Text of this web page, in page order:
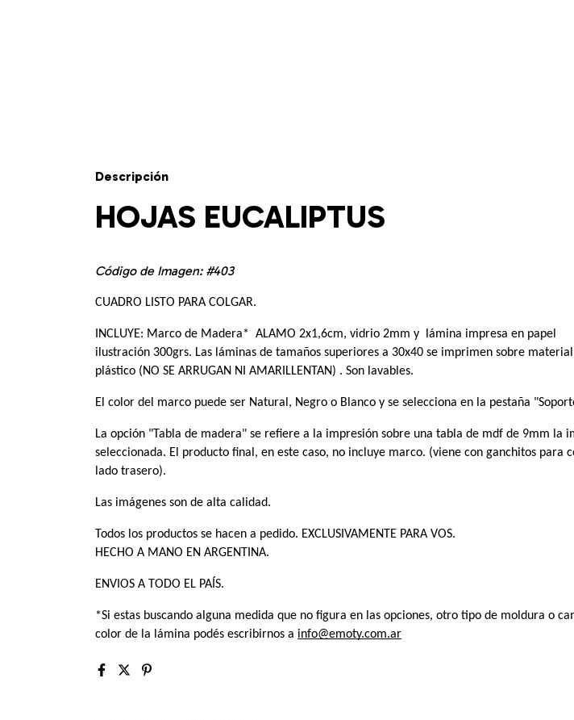
Descripción
HOJAS EUCALIPTUS
Código de Imagen: #403
CUADRO LISTO PARA COLGAR.
INCLUYE: Marco de Madera*  ALAMO 2x1,6cm, vidrio 2mm y  lámina impresa en papel
ilustración 300grs. Las láminas de tamaños superiores a 30x40 se imprimen sobre material
plástico (NO SE ARRUGAN NI AMARILLENTAN) . Son lavables.
El color del marco puede ser Natural, Negro o Blanco y se selecciona en la pestaña
La opción "Tabla de madera" se refiere a la impresión sobre una tabla de mdf de 9mm la
seleccionada. El producto final, en este caso, no incluye marco. (viene con ganchitos para
lado trasero).
Las imágenes son de alta calidad.
Todos los productos se hacen a pedido. EXCLUSIVAMENTE PARA VOS.
HECHO A MANO EN ARGENTINA.
ENVIOS A TODO EL PAÍS.
*Si estas buscando alguna medida que no figura en las opciones, otro tipo de moldura o
color de la lámina podés escribirnos a info@emoty.com.ar